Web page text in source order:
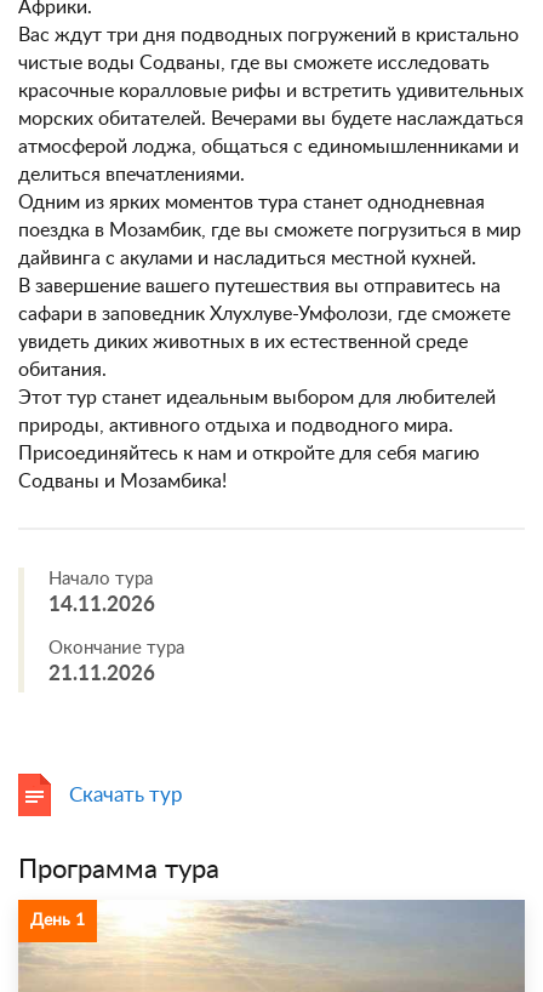
Африки.
Вас ждут три дня подводных погружений в кристально
чистые воды Содваны, где вы сможете исследовать
красочные коралловые рифы и встретить удивительных
морских обитателей. Вечерами вы будете наслаждаться
атмосферой лоджа, общаться с единомышленниками и
делиться впечатлениями.
Одним из ярких моментов тура станет однодневная
поездка в Мозамбик, где вы сможете погрузиться в мир
дайвинга с акулами и насладиться местной кухней.
В завершение вашего путешествия вы отправитесь на
сафари в заповедник Хлухлуве-Умфолози, где сможете
увидеть диких животных в их естественной среде
обитания.
Этот тур станет идеальным выбором для любителей
природы, активного отдыха и подводного мира.
Присоединяйтесь к нам и откройте для себя магию
Содваны и Мозамбика!
Начало тура
14.11.2026
Окончание тура
21.11.2026
Скачать тур
Программа тура
День 1